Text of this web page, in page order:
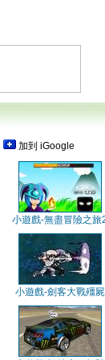
加到 iGoogle
小遊戲-無盡冒險之旅
小遊戲-劍客大戰殭屍